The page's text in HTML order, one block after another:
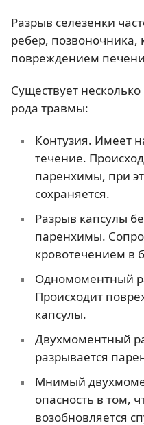
Разрыв селезенки
ребер, позвоночника,
повреждением
Существует
рода травмы:
Контузия. Имеет
течение.
паренхимы, при
сохраняется.
Разрыв капсулы
паренхимы.
кровотечением в
Одномоментный
Происходит
капсулы.
Двухмоментный
разрывается
Мнимый
опасность в том,
возобновляется